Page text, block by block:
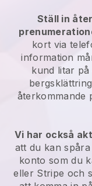
Ställ in
kort via
information
kund litar
återkommande
Vi har också
att du kan
konto som du
eller Stripe och